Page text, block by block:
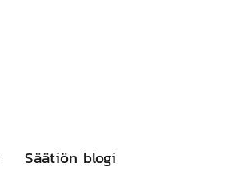
Säätiön blogi